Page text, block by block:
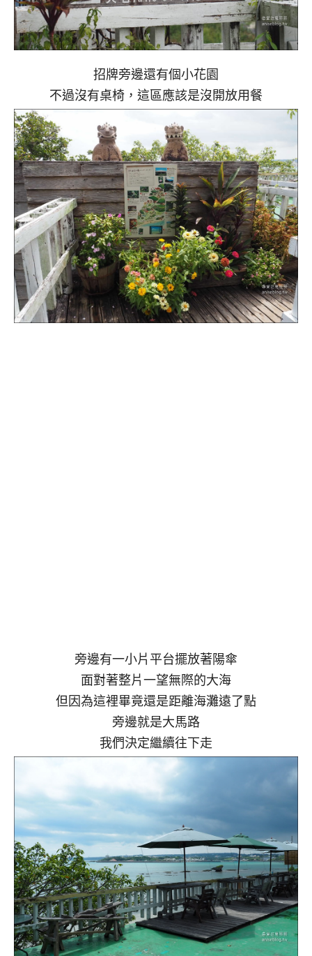
招牌旁邊還有個小花園
不過沒有桌椅，這區應該是沒開放用餐
旁邊有一小片平台擺放著陽傘
面對著整片一望無際的大海
但因為這裡畢竟還是距離海灘遠了點
旁邊就是大馬路
我們決定繼續往下走